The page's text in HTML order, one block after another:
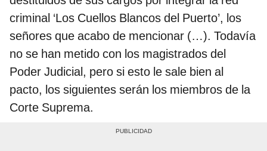
criminal ‘Los Cuellos Blancos del Puerto’, los
señores que acabo de mencionar (…). Todavía
no se han metido con los magistrados del
Poder Judicial, pero si esto le sale bien al
pacto, los siguientes serán los miembros de la
Corte Suprema.